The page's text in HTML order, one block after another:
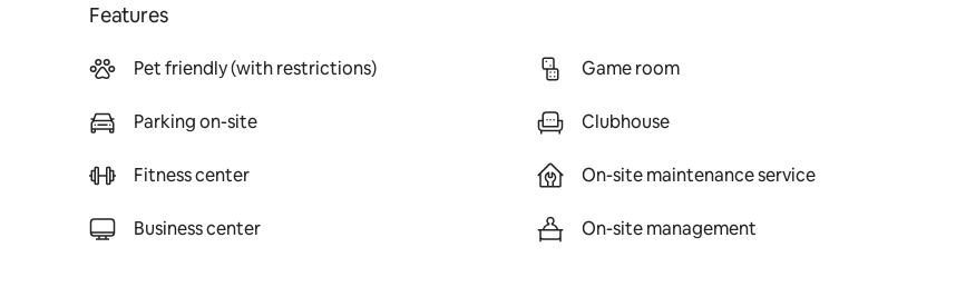
Features
Pet friendly (with restrictions)
Parking on-site
Fitness center
Business center
Game room
Clubhouse
On-site maintenance service
On-site management